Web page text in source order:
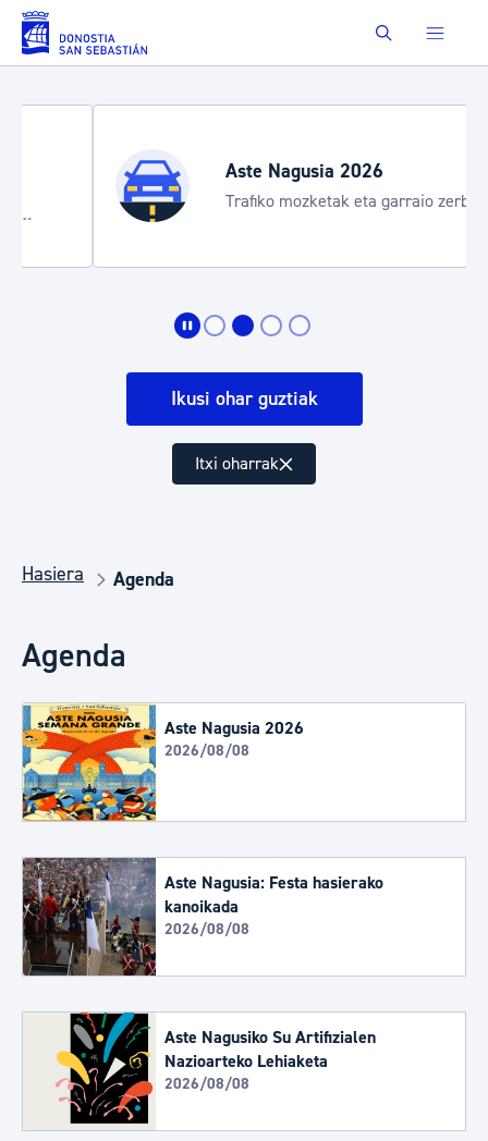
Eduki nagusira joan Buscar
Aste Nagusia 2026
Trafiko mozketak eta garraio zerbitzu
bereziak
Ikusi ohar guztiak
Itxi oharrak
Hasiera Agenda
Agenda
Aste Nagusia 2026
2026/08/08
Aste Nagusia: Festa hasierako
kanoikada
2026/08/08
Aste Nagusiko Su Artifizialen
Nazioarteko Lehiaketa
2026/08/08